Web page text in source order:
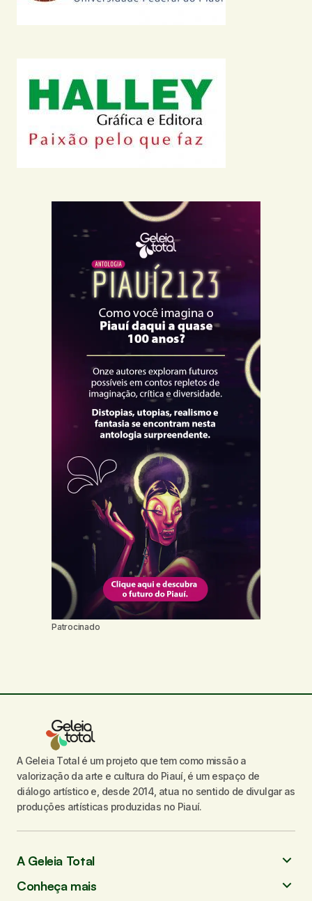
Patrocinado
A Geleia Total é um projeto que tem como missão a
valorização da arte e cultura do Piauí, é um espaço de
diálogo artístico e, desde 2014, atua no sentido de divulgar as
produções artísticas produzidas no Piauí.
A Geleia Total
Conheça mais